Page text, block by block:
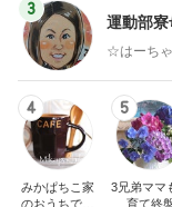
3
運動部
☆はーち
4
みかぱちこ家
のおうちでご
5
3兄弟ママ
育て終